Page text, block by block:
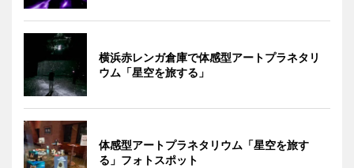
横浜赤レンガ倉庫で体感型アートプラネタリ
ウム「星空を旅する」
体感型アートプラネタリウム「星空を旅す
る」フォトスポット